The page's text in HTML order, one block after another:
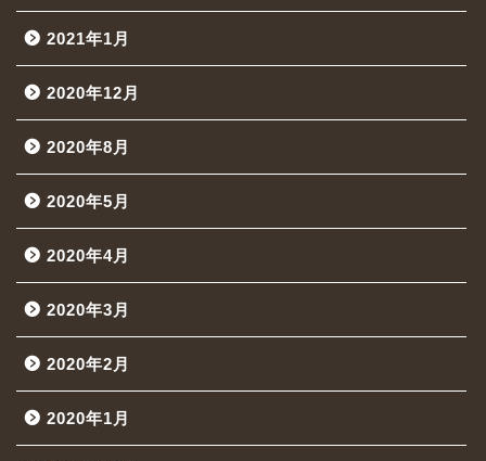
2021年1月
2020年12月
2020年8月
2020年5月
2020年4月
2020年3月
2020年2月
2020年1月